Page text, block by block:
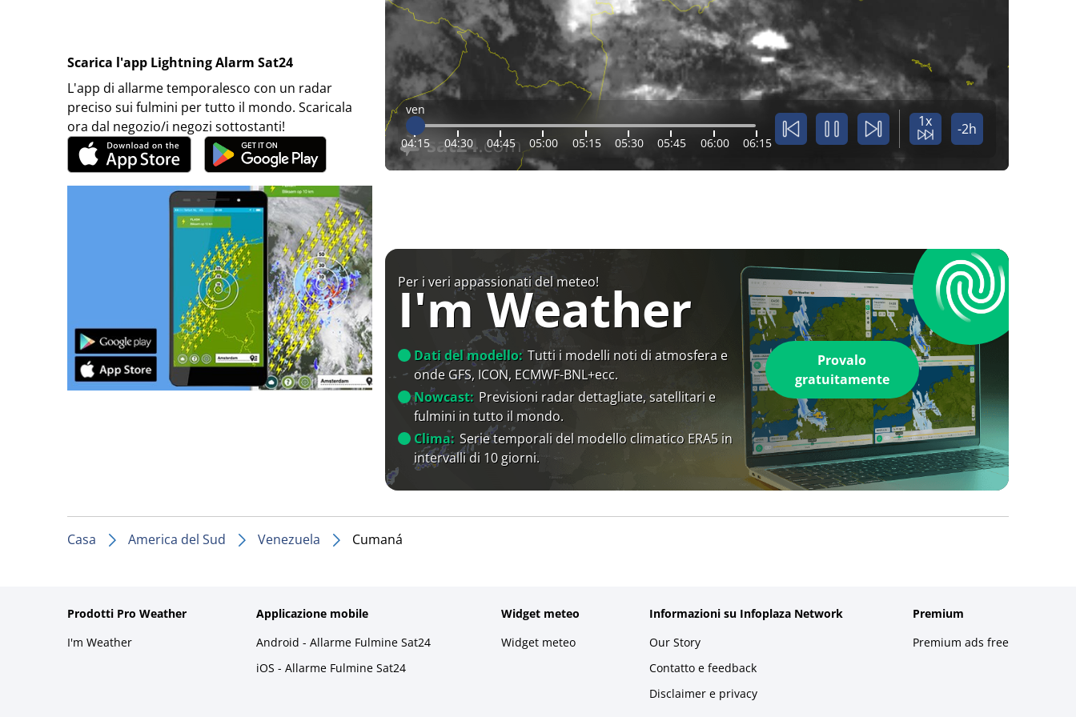
Scarica l'app Lightning Alarm Sat24
L'app di allarme temporalesco con un radar
preciso sui fulmini per tutto il mondo. Scaricala
ora dal negozio/i negozi sottostanti!
ven
04:15 04:30 04:45 05:00 05:15 05:30 05:45 06:00 06:15
1x -2h
Per i veri appassionati del meteo!
I'm Weather
Dati del modello: Tutti i modelli noti di atmosfera e
onde GFS, ICON, ECMWF-BNL+ecc.
Nowcast: Previsioni radar dettagliate, satellitari e
fulmini in tutto il mondo.
Clima: Serie temporali del modello climatico ERA5 in
intervalli di 10 giorni.
Provalo
gratuitamente
Casa America del Sud Venezuela Cumaná
Prodotti Pro Weather
I'm Weather
Applicazione mobile
Android - Allarme Fulmine Sat24
iOS - Allarme Fulmine Sat24
Widget meteo
Widget meteo
Informazioni su Infoplaza Network
Our Story
Contatto e feedback
Disclaimer e privacy
Premium
Premium ads free